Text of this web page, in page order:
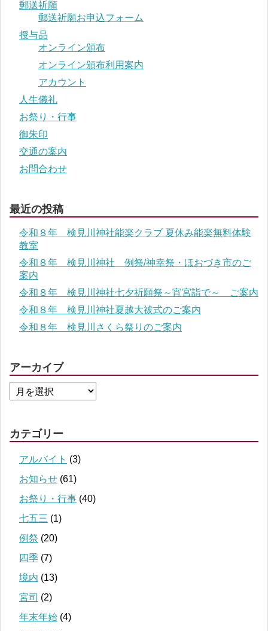
郵送祈願
郵送祈願お申込フォーム
授与品
オンライン頒布
オンライン頒布利用案内
アカウント
人生儀礼
お祭り・行事
御朱印
交通の案内
お問合わせ
最近の投稿
令和８年 検見川神社能楽クラブ 夏休み能楽無料体験
教室
令和８年 検見川神社 例祭/神幸祭・ほおづき市のご
案内
令和８年 検見川神社七夕祈願祭～宵宮詣で～ ご案内
令和８年 検見川神社夏越大祓式のご案内
令和８年 検見川さくら祭りのご案内
アーカイブ
カテゴリー
アルバイト (3)
お知らせ (61)
お祭り・行事 (40)
七五三 (1)
例祭 (20)
四季 (7)
境内 (13)
宮司 (2)
年末年始 (4)